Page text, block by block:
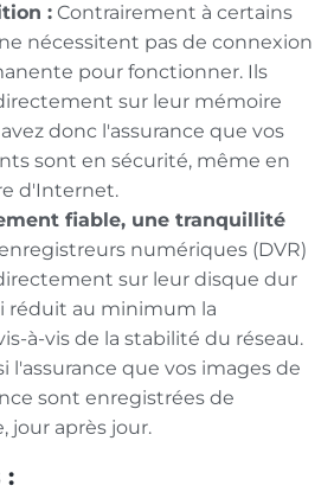
: Contrairement à certains
ne nécessitent pas de connexion
pour fonctionner. Ils
sur leur mémoire
donc l'assurance que vos
sont en sécurité, même en
d'Internet.
fiable, une tranquillité
numériques (DVR)
sur leur disque dur
réduit au minimum la
à-vis de la stabilité du réseau.
l'assurance que vos images de
sont enregistrées de
jour après jour.
: